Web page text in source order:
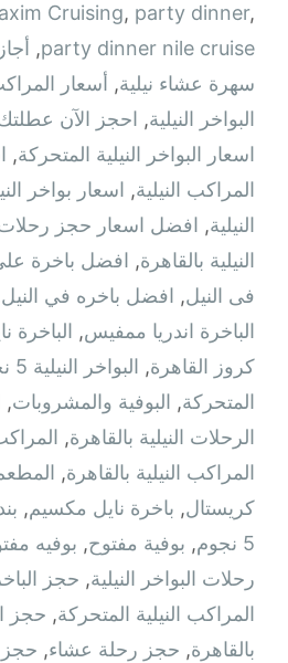
Cruising, party dinner,
party dinner nile cruise
,
سهرة عشاء نيلية, أسعار
البواخر النيلية, احجز الآن
اسعار البواخر النيلية المتحركة,
المراكب النيلية, اسعار بواخر
النيلية, افضل اسعار حجز رحلات
النيلية بالقاهرة, افضل باخرة
فى النيل, افضل باخره في النيل
الباخرة اندريا ممفيس, الباخرة
كروز القاهرة, البواخر النيلية 5 نجوم
المتحركة, البوفية والمشروبات,
الرحلات النيلية بالقاهرة,
المراكب النيلية بالقاهرة,
كريستال, باخرة نايل مكسيم,
5 نجوم
, بوفية مفتوح, بوفيه
رحلات البواخر النيلية, حجز
المراكب النيلية المتحركة, حجز
بالقاهرة, حجز رحلة عشاء,